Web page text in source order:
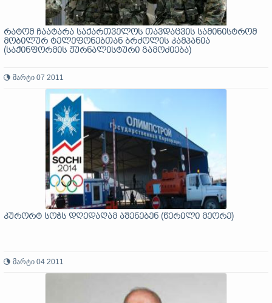
რატომ ჩაატარა საქართველოს თავდაცვის სამინისტრომ
მობილურ ტელეფონებთან ბრძოლის კამპანია
(საქინფორმის ჟურნალისტური გამოძიება)
მარტი 07 2011
კურორტ სოჭს დღედაღამ აშენებენ (წერილი მეორე)
მარტი 04 2011